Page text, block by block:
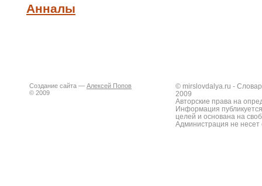
Анналы
Создание сайта — Алексей Попов
© 2009
© mirslovdalya.ru -
2009
Авторские права на
Информация
целей и основана на
Администрация не несет